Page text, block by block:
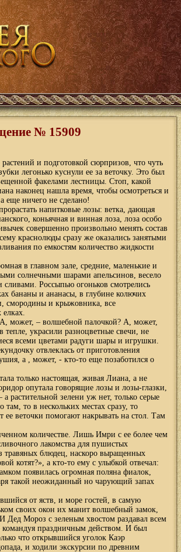
№ 15909
и подготовкой сюрпризов, что чуть
легонько куснули ее за веточку. Это был
факелами лестницы. Стоп, какой
наконец нашла время, чтобы осмотреться и
еще ничего не сделано!
напитковые лозы: ветка, дающая
коньячная и винная лоза, лоза особо
совершенно произвольно менять состав
краснолюды сразу же оказались занятыми
по емкостям количество жидкости
в главном зале, средние, маленькие и
солнечными шарами апельсинов, весело
Россыпью огоньков смотрелись
бананы и ананасы, в глубине колючих
смородины и крыжовника, все
может, – волшебной палочкой? А, может,
украсили разноцветные свечи, не
всеми цветами радуги шары и игрушки.
отвлеклась от приготовления
а , может, - кто-то еще позаботился о
только настоящая, живая Лиана, а не
опутала говорящие лозы и лозы-глазки,
растительной зелени уж нет, только серые
то в нескольких местах сразу, то
ее веточки помогают накрывать на стол. Там
количестве. Лишь Имри с ее более чем
лакомства для пушистых
травяных блюдец, наскоро выращенных
котят?», а кто-то ему с улыбкой отвечал:
появилась огромная поляна фиалок,
такой неожиданный но чарующий запах
от яств, и море гостей, в самую
своих окон их манит волшебный замок,
Дед Мороз с зеленым хвостом раздавал всем
командуя праздничным действом. И был
что открывшийся уголок Каэр
и ходили экскурсии по древним